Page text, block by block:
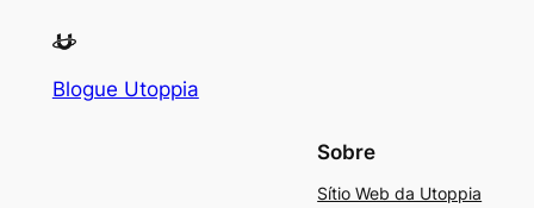
Blogue Utoppia
Sobre
Sítio Web da Utoppia